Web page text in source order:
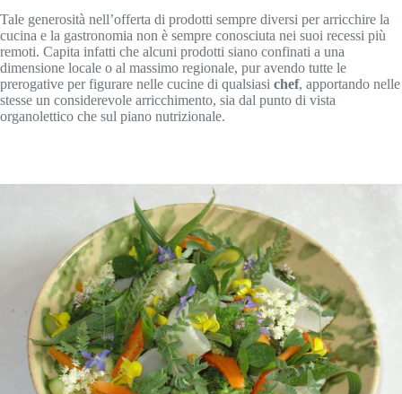
Tale generosità nell’offerta di prodotti sempre diversi per arricchire la
cucina e la gastronomia non è sempre conosciuta nei suoi recessi più
remoti. Capita infatti che alcuni prodotti siano confinati a una
dimensione locale o al massimo regionale, pur avendo tutte le
prerogative per figurare nelle cucine di qualsiasi chef, apportando nelle
stesse un considerevole arricchimento, sia dal punto di vista
organolettico che sul piano nutrizionale.